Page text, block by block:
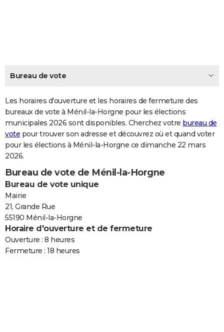
CARTE DE VOEUX
Dictionnaire
Biographies
Citations
Expressions
Proverbes
PROGRAMME TV
COPAINS D'AVANT
S'inscrire
Se connecter
Lycées
Collèges
Primaires
Universités
Entreprises
Service militaire
Avis de recherche
AVIS DE DÉCÈS
FORUM
Bricolage
Lifestyle
Culture
Sport
Auto
Television
Voyage
Cinema
Bureau de vote
Les horaires d'ouverture et les horaires de fermeture des
bureaux de vote à Ménil-la-Horgne pour les élections
municipales 2026 sont disponibles. Cherchez votre bureau de
vote pour trouver son adresse et découvrez où et quand voter
pour les élections à Ménil-la-Horgne ce dimanche 22 mars
2026.
Bureau de vote de Ménil-la-Horgne
Bureau de vote unique
Mairie
21, Grande Rue
55190 Ménil-la-Horgne
Horaire d'ouverture et de fermeture
Ouverture : 8 heures
Fermeture : 18 heures